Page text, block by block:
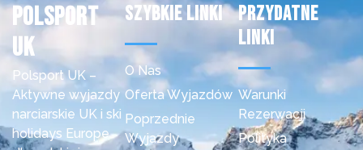
Polsport
uk
Polsport UK –
Aktywne wyjazdy
narciarskie UK i ski
holidays Europe
Szybkie Linki
O Nas
Oferta Wyjazdów
Poprzednie
Wyjazdy
Przydatne
Linki
Warunki
Rezerwacji
Polityka